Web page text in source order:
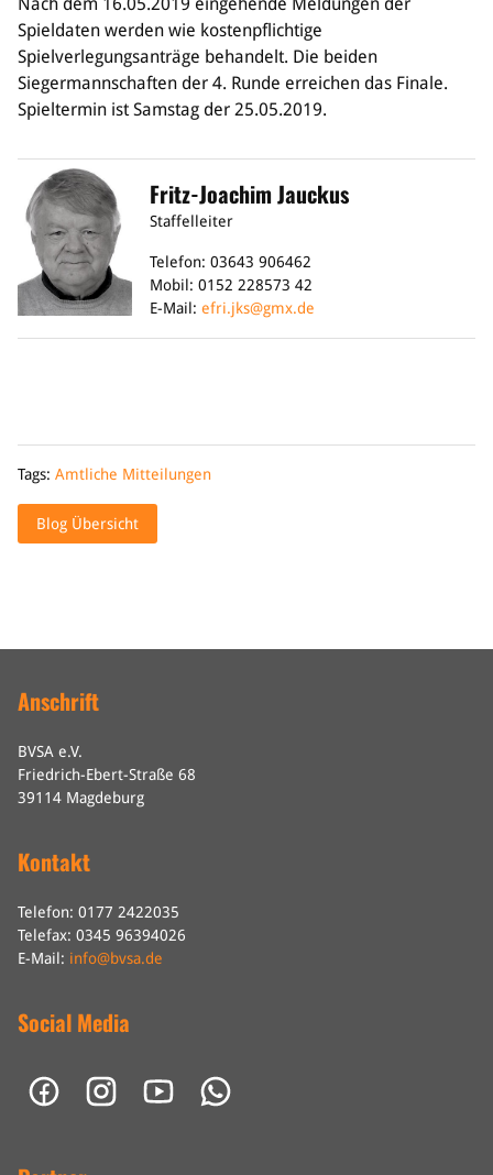
Spieldaten werden wie kostenpflichtige
Spielverlegungsanträge behandelt. Die beiden
Siegermannschaften der 4. Runde erreichen das Finale.
Spieltermin ist Samstag der 25.05.2019.
Fritz-Joachim Jauckus
Staffelleiter
Telefon: 03643 906462
Mobil: 0152 228573 42
E-Mail: efri.jks@gmx.de
Tags: Amtliche Mitteilungen
Blog Übersicht
Anschrift
BVSA e.V.
Friedrich-Ebert-Straße 68
39114 Magdeburg
Kontakt
Telefon: 0177 2422035
Telefax: 0345 96394026
E-Mail: info@bvsa.de
Social Media